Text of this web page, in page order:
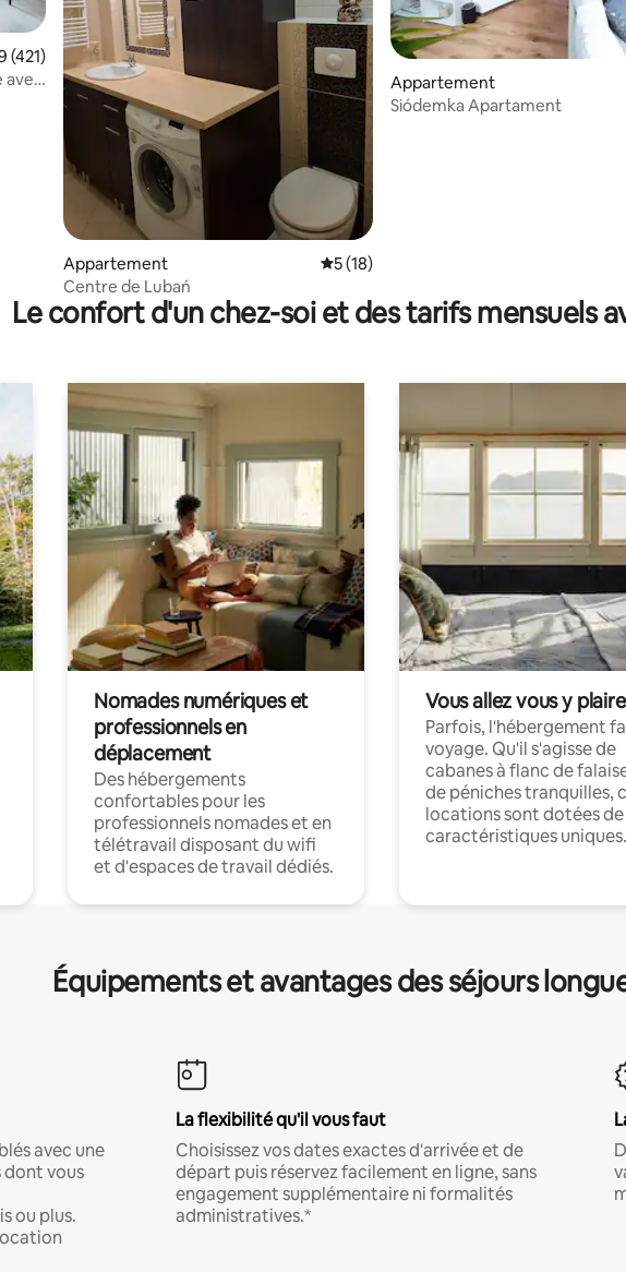
moyenne sur la base de 421 commentaires : 4,89 sur 5
(421)
avec
Appartement Évaluation moyenne sur la base de 18
5 (18)
Centre de Lubań
Appartement
Siódemka Apartament
Le confort d'un chez-soi et des tarifs mensuels
Nomades numériques et
professionnels en
déplacement
Des hébergements
confortables pour les
professionnels nomades et en
télétravail disposant du wifi
et d'espaces de travail dédiés.
Vous allez vous y plaire
Parfois, l'hébergement
voyage. Qu'il s'agisse de
cabanes à flanc de
de péniches tranquilles,
locations sont dotées de
caractéristiques uniques.
Équipements et avantages des séjours
avec une
dont vous
ou plus.
La flexibilité qu'il vous faut
Choisissez vos dates exactes d'arrivée et de
départ puis réservez facilement en ligne, sans
engagement supplémentaire ni formalités
administratives.*